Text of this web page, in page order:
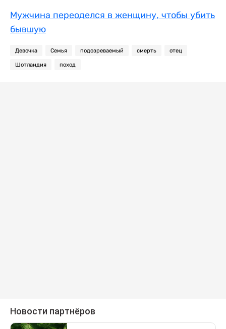
Мужчина переоделся в женщину, чтобы убить
бывшую
Девочка Семья подозреваемый смерть отец
Шотландия поход